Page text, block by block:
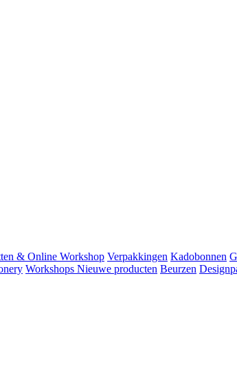
& Online Workshop Verpakkingen Kadobonnen
Workshops Nieuwe producten Beurzen